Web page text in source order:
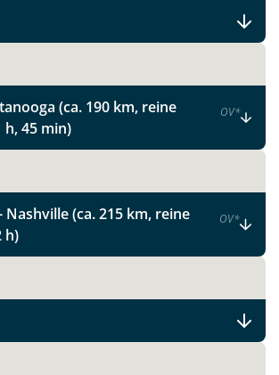
senden
(ca. 190 km, reine
h, 45 min)
OV*
Nashville (ca. 215 km, reine
h)
OV*